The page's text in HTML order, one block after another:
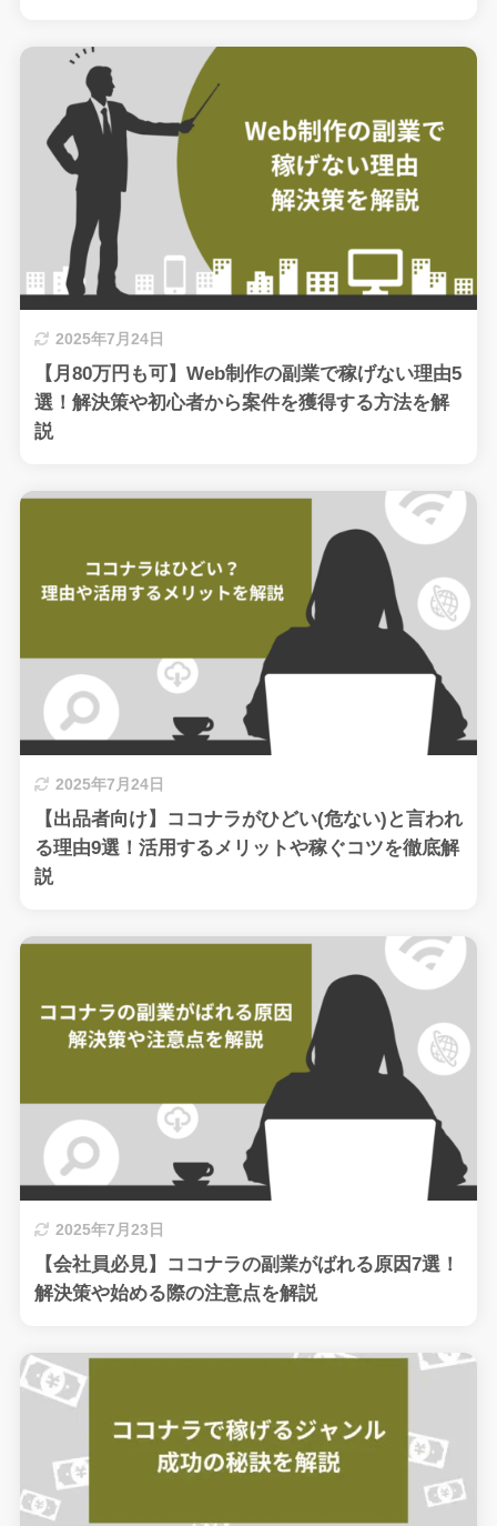
2025年7月24日
【月80万円も可】Web制作の副業で稼げない理由5
選！解決策や初心者から案件を獲得する方法を解
説
2025年7月24日
【出品者向け】ココナラがひどい(危ない)と言われ
る理由9選！活用するメリットや稼ぐコツを徹底解
説
2025年7月23日
【会社員必見】ココナラの副業がばれる原因7選！
解決策や始める際の注意点を解説